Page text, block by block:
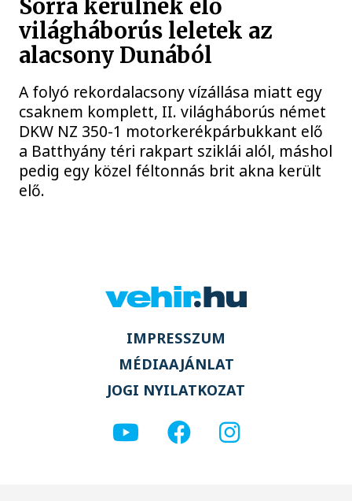
Sorra kerülnek elő
világháborús leletek az
alacsony Dunából
A folyó rekordalacsony vízállása miatt egy
csaknem komplett, II. világháborús német
DKW NZ 350-1 motorkerékpárbukkant elő
a Batthyány téri rakpart sziklái alól, máshol
pedig egy közel féltonnás brit akna került
elő.
IMPRESSZUM
MÉDIAAJÁNLAT
JOGI NYILATKOZAT